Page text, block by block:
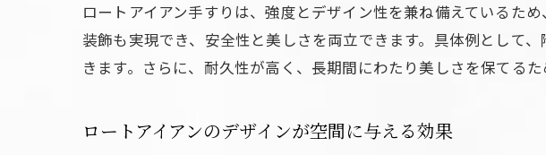
ロートア
ロートアイ
ロートアイアン手すりは、強度とデザイン性を兼ね備えているた
装飾も実現でき、安全性と美しさを両立できます。具体例として
きます。さらに、耐久性が高く、長期間にわたり美しさを保てる
ロートアイアンのデザインが空間に与える効果